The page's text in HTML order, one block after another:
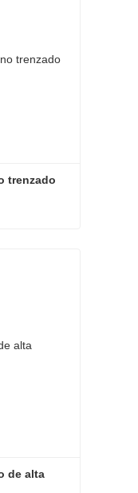
trenzado
de alta